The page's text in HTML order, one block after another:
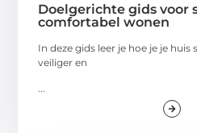
Doelgerichte gids voor
comfortabel wonen
In deze gids leer je hoe je je huis
veiliger en
...